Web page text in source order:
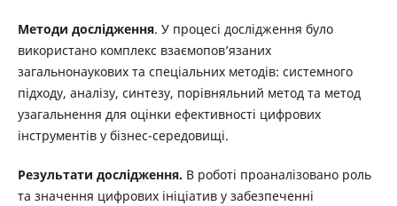
Методи дослідження. У процесі дослідження було
використано комплекс взаємопов’язаних
загальнонаукових та спеціальних методів: системного
підходу, аналізу, синтезу, порівняльний метод та метод
узагальнення для оцінки ефективності цифрових
інструментів у бізнес-середовищі.
Результати дослідження. В роботі проаналізовано роль
та значення цифрових ініціатив у забезпеченні